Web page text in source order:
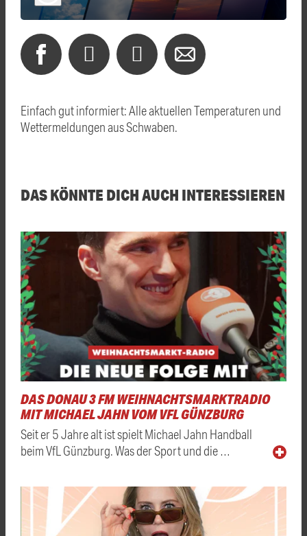
Einfach gut informiert: Alle aktuellen Temperaturen und
Wettermeldungen aus Schwaben.
DAS KÖNNTE DICH AUCH INTERESSIEREN
DAS DONAU 3 FM WEIHNACHTSMARKTRADIO
MIT MICHAEL JAHN VOM VFL GÜNZBURG
Seit er 5 Jahre alt ist spielt Michael Jahn Handball
beim VfL Günzburg. Was der Sport und die …